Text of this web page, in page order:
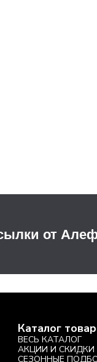
от
Каталог
ВЕСЬ КАТАЛОГ
АКЦИИ И СКИДКИ
СЕЗОННЫЕ